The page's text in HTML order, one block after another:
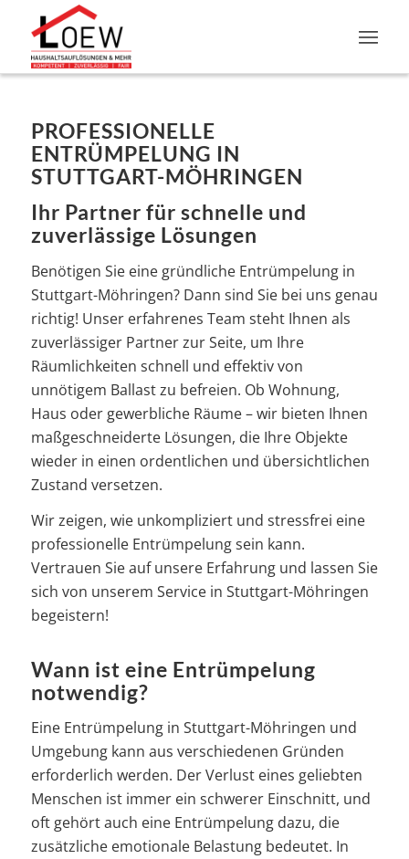
PROFESSIONELLE
ENTRÜMPELUNG IN
STUTTGART-MÖHRINGEN
Ihr Partner für schnelle und
zuverlässige Lösungen
Benötigen Sie eine gründliche Entrümpelung in
Stuttgart-Möhringen? Dann sind Sie bei uns genau
richtig! Unser erfahrenes Team steht Ihnen als
zuverlässiger Partner zur Seite, um Ihre
Räumlichkeiten schnell und effektiv von
unnötigem Ballast zu befreien. Ob Wohnung,
Haus oder gewerbliche Räume – wir bieten Ihnen
maßgeschneiderte Lösungen, die Ihre Objekte
wieder in einen ordentlichen und übersichtlichen
Zustand versetzen.
Wir zeigen, wie unkompliziert und stressfrei eine
professionelle Entrümpelung sein kann.
Vertrauen Sie auf unsere Erfahrung und lassen Sie
sich von unserem Service in Stuttgart-Möhringen
begeistern!
Wann ist eine Entrümpelung
notwendig?
Eine Entrümpelung in Stuttgart-Möhringen und
Umgebung kann aus verschiedenen Gründen
erforderlich werden. Der Verlust eines geliebten
Menschen ist immer ein schwerer Einschnitt, und
oft gehört auch eine Entrümpelung dazu, die
zusätzliche emotionale Belastung bedeutet. In